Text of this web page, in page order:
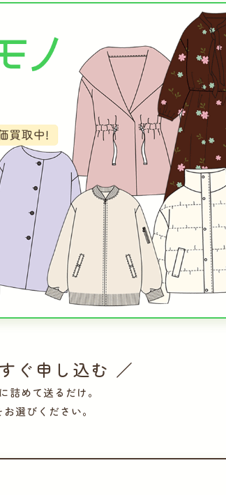
ぐ申し込む ／
詰めて送るだけ。
選びください。